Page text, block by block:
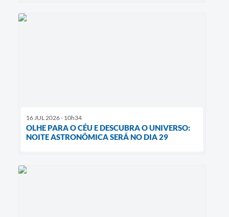
16 JUL 2026 - 10h34
OLHE PARA O CÉU E DESCUBRA O UNIVERSO:
NOITE ASTRONÔMICA SERÁ NO DIA 29